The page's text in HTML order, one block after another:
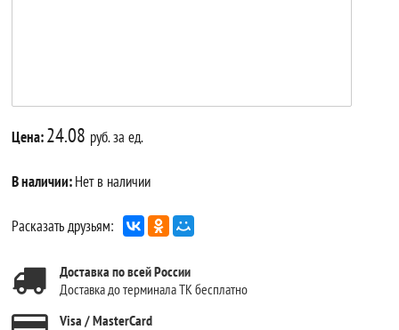
Цена:24.08 руб. за ед.
В наличии:Нет в наличии
Расказать друзьям:
Доставка по всей России
Доставка до терминала ТК бесплатно
Visa / MasterCard